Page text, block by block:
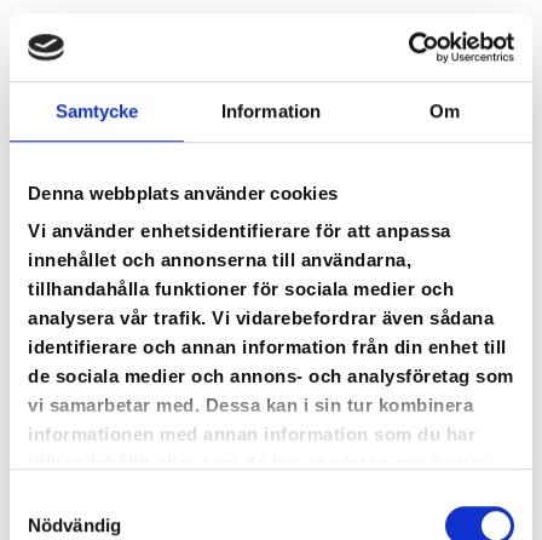
Samtycke Information Om
Denna webbplats använder cookies
Vi använder enhetsidentifierare för att anpassa
innehållet och annonserna till användarna,
tillhandahålla funktioner för sociala medier och
analysera vår trafik. Vi vidarebefordrar även sådana
identifierare och annan information från din enhet till
de sociala medier och annons- och analysföretag som
vi samarbetar med. Dessa kan i sin tur kombinera
informationen med annan information som du har
Nödvändig